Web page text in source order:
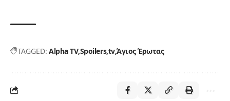
TAGGED: Alpha TVSpoilers tvΆγιος Έρωτας